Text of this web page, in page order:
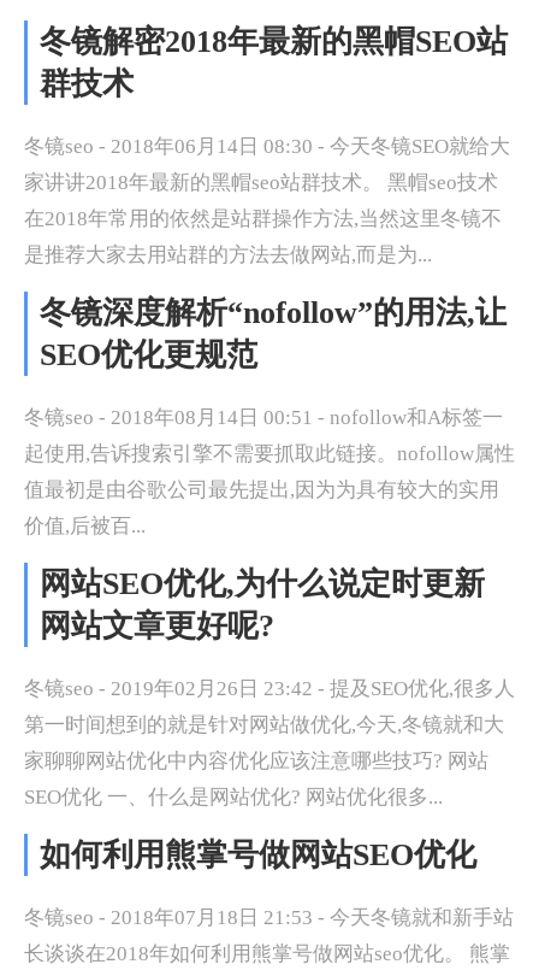
冬镜解密2018年最新的黑帽SEO站
群技术
冬镜seo - 2018年06月14日 08:30 - 今天冬镜SEO就给大
家讲讲2018年最新的黑帽seo站群技术。 黑帽seo技术
在2018年常用的依然是站群操作方法,当然这里冬镜不
是推荐大家去用站群的方法去做网站,而是为...
冬镜深度解析“nofollow”的用法,让
SEO优化更规范
冬镜seo - 2018年08月14日 00:51 - nofollow和A标签一
起使用,告诉搜索引擎不需要抓取此链接。nofollow属性
值最初是由谷歌公司最先提出,因为为具有较大的实用
价值,后被百...
网站SEO优化,为什么说定时更新
网站文章更好呢?
冬镜seo - 2019年02月26日 23:42 - 提及SEO优化,很多人
第一时间想到的就是针对网站做优化,今天,冬镜就和大
家聊聊网站优化中内容优化应该注意哪些技巧? 网站
SEO优化 一、什么是网站优化? 网站优化很多...
如何利用熊掌号做网站SEO优化
冬镜seo - 2018年07月18日 21:53 - 今天冬镜就和新手站
长谈谈在2018年如何利用熊掌号做网站seo优化。 熊掌